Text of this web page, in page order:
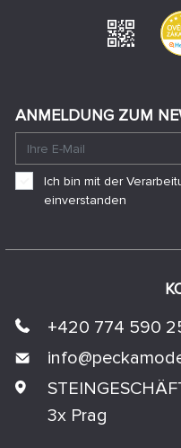
+420 774 590
info@
3x Prag
ANMELDUNG ZUM
Ich bin mit der
einverstanden